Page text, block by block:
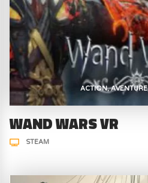
ACTION AVENTURE
WAND WARS VR
STEAM